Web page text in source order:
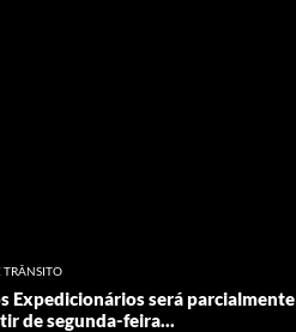
TRÂNSITO
Expedicionários será
de segunda-feira...